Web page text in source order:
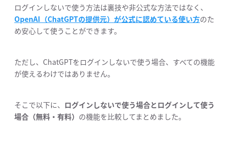
ログインしないで使う方法は裏技や非公式な方法ではなく、
OpenAI（ChatGPTの提供元）が公式に認めている使い方のた
め安心して使うことができます。
ただし、ChatGPTをログインしないで使う場合、すべての機能
が使えるわけではありません。
そこで以下に、 ログインしないで使う場合とログインして使う
場合（無料・有料） の機能を比較してまとめました。